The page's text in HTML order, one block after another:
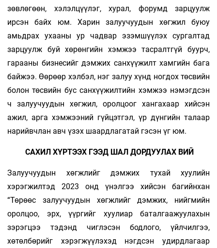
зөвлөгөөн, хэлэлцүүлэг, хурал, форумд зарцуулж
ирсэн байх юм. Харин залуучуудын хөгжил буюу
амьдрах ухааны ур чадвар эзэмшүүлэх сургалтад
зарцуулж буй хөрөнгийн хэмжээ тасралтгүй буурч,
гарааны бизнесийг дэмжих санхүүжилт хамгийн бага
байжээ. Өөрөөр хэлбэл, нэг залуу хүнд ногдох төсвийн
болон төсвийн бус санхүүжилтийн хэмжээ нэмэгдсэн
ч залуучуудын хөгжил, оролцоог хангахаар хийсэн
ажил, арга хэмжээний гүйцэтгэл, үр дүнгийн талаар
нарийвчлан авч үзэх шаардлагатай гэсэн үг юм.
САХИЛ ХҮРТЭЭХ ГЭЭД ШАЛ ДОРДУУЛАХ ВИЙ
Залуучуудын хөгжлийг дэмжих тухай хуулийн
хэрэгжилтэд 2023 онд үнэлгээ хийсэн багийнхан
“Төрөөс залуучуудын хөгжлийг дэмжих, нийгмийн
оролцоо, эрх, үүргийг хуулиар баталгаажуулахын
зэрэгцээ тэдэнд чиглэсэн бодлого, үйлчилгээ,
хөтөлбөрийг хэрэгжүүлэхэд нэгдсэн удирдлагаар